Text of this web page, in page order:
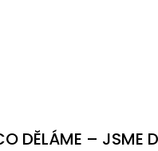
DĚLÁME – JSME